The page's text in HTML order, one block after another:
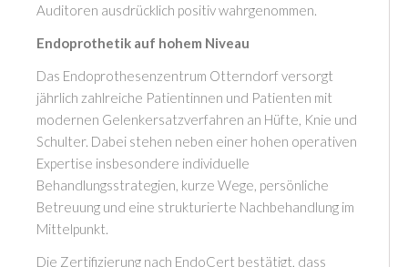
Auditoren ausdrücklich positiv wahrgenommen.
Endoprothetik auf hohem Niveau
Das Endoprothesenzentrum Otterndorf versorgt
jährlich zahlreiche Patientinnen und Patienten mit
modernen Gelenkersatzverfahren an Hüfte, Knie und
Schulter. Dabei stehen neben einer hohen operativen
Expertise insbesondere individuelle
Behandlungsstrategien, kurze Wege, persönliche
Betreuung und eine strukturierte Nachbehandlung im
Mittelpunkt.
Die Zertifizierung nach EndoCert bestätigt, dass